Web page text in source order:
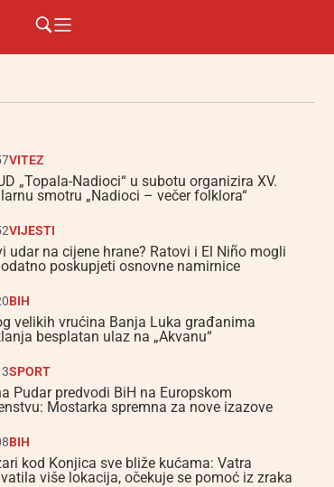
VITEZ
„Topala-Nadioci“ u subotu organizira XV.
smotru „Nadioci – večer folklora“
VIJESTI
udar na cijene hrane? Ratovi i El Niño mogli
poskupjeti osnovne namirnice
BIH
velikih vrućina Banja Luka građanima
besplatan ulaz na „Akvanu“
SPORT
Pudar predvodi BiH na Europskom
Mostarka spremna za nove izazove
BIH
kod Konjica sve bliže kućama: Vatra
više lokacija, očekuje se pomoć iz zraka